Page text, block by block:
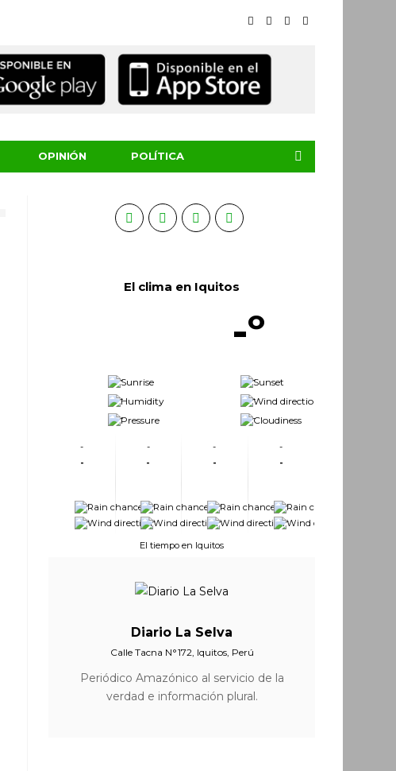
OPINIÓN POLÍTICA
El clima en Iquitos
-º
-
-
-
-
-
-
-
-
-
-
-
-
-
-
-
-
-
-
-
-
-
-
El tiempo en Iquitos
Diario La Selva
Calle Tacna N°172, Iquitos, Perú
Periódico Amazónico al servicio de la
verdad e información plural.